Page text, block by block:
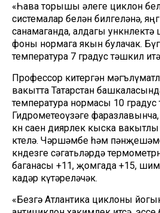
«Һава торышы әлеге циклон
системалар белән билгеләнә,
санамаганда, алдагы
фоны нормага якын булачак.
температура 7 градус тәшкил
Профессор китергән
вакытта Татарстан
температура нормасы 10 градус
Гидрометеоүзәге
көн саен диярлек кыска
көтелә. Чәршәмбе һәм
көндезге сәгатьләрдә
баганасы +11, җомгада +15,
кадәр күтәреләчәк.
«Безгә Атлантика циклоны